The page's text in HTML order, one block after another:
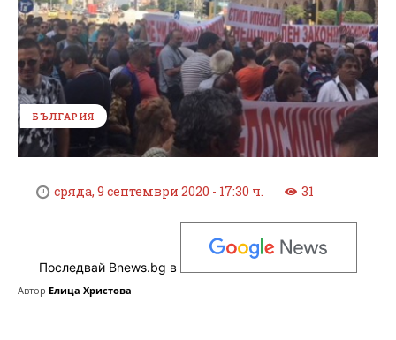
БЪЛГАРИЯ
сряда, 9 септември 2020 - 17:30 ч. 31
Последвай Bnews.bg в
Автор Елица Христова